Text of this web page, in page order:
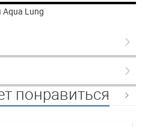
Lung
понравиться